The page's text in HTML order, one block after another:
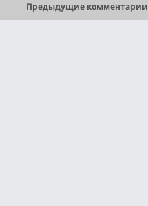
Предыдущие комментарии